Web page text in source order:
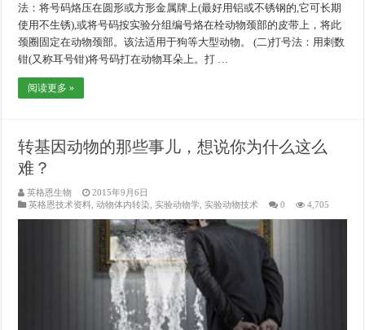
法：将号码烙压在圆形或方形金属牌上(最好用铝或不锈钢的,它可长期
使用不生锈),或将号码按实验分组编号烙在栓动物颈部的皮带上，将此
颈圈固定在动物颈部。该法适用于狗等大型动物。 (二)打号法：用刺数
钳(又称耳号钳)将号码打在动物耳朵上。打 …
阅读更多 »
转基因动物的那些事儿，想说你为什么这么
难？
英格恩生物
2015年9月6日
英格恩技术资料 ,动物体内转染 ,实验动物学 ,实验动物技术 0 4,705